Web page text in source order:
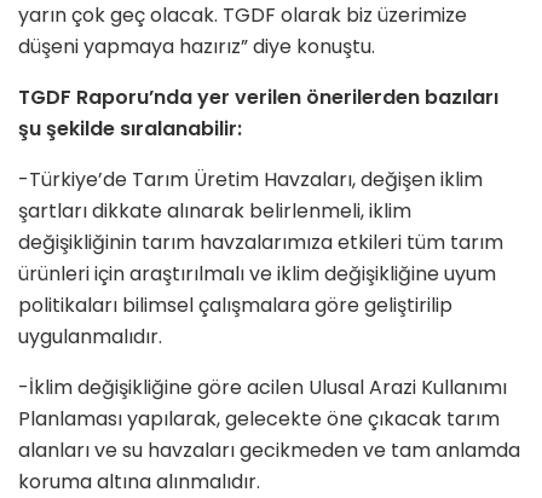
yarın çok geç olacak. TGDF olarak biz üzerimize
düşeni yapmaya hazırız” diye konuştu.
TGDF Raporu’nda yer verilen önerilerden bazıları
şu şekilde sıralanabilir:
-Türkiye’de Tarım Üretim Havzaları, değişen iklim
şartları dikkate alınarak belirlenmeli, iklim
değişikliğinin tarım havzalarımıza etkileri tüm tarım
ürünleri için araştırılmalı ve iklim değişikliğine uyum
politikaları bilimsel çalışmalara göre geliştirilip
uygulanmalıdır.
-İklim değişikliğine göre acilen Ulusal Arazi Kullanımı
Planlaması yapılarak, gelecekte öne çıkacak tarım
alanları ve su havzaları gecikmeden ve tam anlamda
koruma altına alınmalıdır.